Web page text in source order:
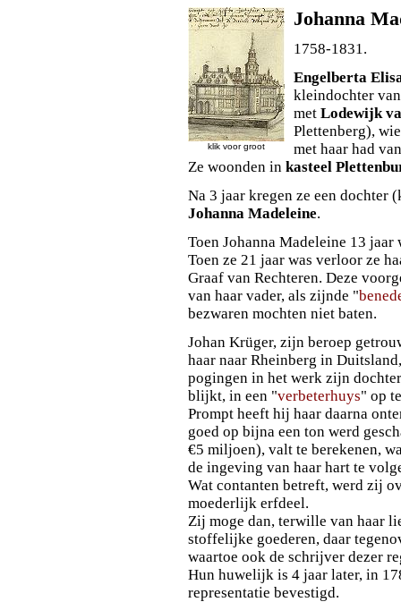
klik voor groot
Johanna
1758-1831.
Engelberta
kleindochter
met Lodewijk
Plettenberg),
met haar had
Ze woonden in kasteel
Na 3 jaar kregen ze een dochter
Johanna Madeleine.
Toen Johanna Madeleine 13 jaar
Toen ze 21 jaar was verloor ze
Graaf van Rechteren. Deze
van haar vader, als zijnde "
bezwaren mochten niet baten.
Johan Krüger, zijn beroep
haar naar Rheinberg in
pogingen in het werk zijn
blijkt, in een "verbeterhuys" op
Prompt heeft hij haar daarna
goed op bijna een ton werd
€5 miljoen), valt te berekenen,
de ingeving van haar hart te
Wat contanten betreft, werd zij
moederlijk erfdeel.
Zij moge dan, terwille van haar
stoffelijke goederen, daar
waartoe ook de schrijver dezer
Hun huwelijk is 4 jaar later, in
representatie bevestigd.